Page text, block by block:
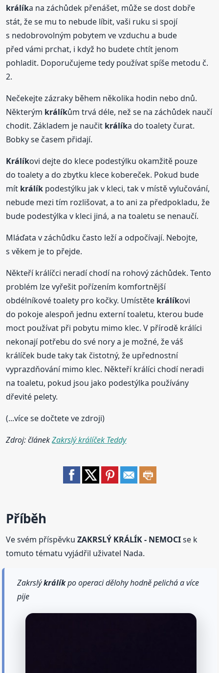
králíka na záchůdek přenášet, může se dost dobře
stát, že se mu to nebude líbit, vaši ruku si spojí
s nedobrovolným pobytem ve vzduchu a bude
před vámi prchat, i když ho budete chtít jenom
pohladit. Doporučujeme tedy používat spíše metodu č.
2.
Nečekejte zázraky během několika hodin nebo dnů.
Některým králíkům trvá déle, než se na záchůdek naučí
chodit. Základem je naučit králíka do toalety čurat.
Bobky se časem přidají.
Králíkovi dejte do klece podestýlku okamžitě pouze
do toalety a do zbytku klece kobereček. Pokud bude
mít králík podestýlku jak v kleci, tak v místě vylučování,
nebude mezi tím rozlišovat, a to ani za předpokladu, že
bude podestýlka v kleci jiná, a na toaletu se nenaučí.
Mláďata v záchůdku často leží a odpočívají. Nebojte,
s věkem je to přejde.
Někteří králíčci neradí chodí na rohový záchůdek. Tento
problém lze vyřešit pořízením komfortnější
obdélníkové toalety pro kočky. Umístěte králíkovi
do pokoje alespoň jednu externí toaletu, kterou bude
moct používat při pobytu mimo klec. V přírodě králíci
nekonají potřebu do své nory a je možné, že váš
králíček bude taky tak čistotný, že upřednostní
vyprazdňování mimo klec. Někteří králíci chodí neradi
na toaletu, pokud jsou jako podestýlka používány
dřevité pelety.
(...více se dočtete ve zdroji)
Zdroj: článekZakrslý králíček Teddy
Příběh
Ve svém příspěvkuZAKRSLÝ KRÁLÍK - NEMOCIse k
tomuto tématu vyjádřil uživatel Nada.
Zakrslýkrálíkpo operaci dělohy hodně pelichá a více
pije